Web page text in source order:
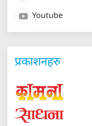
Youtube
प्रकाशनहरु